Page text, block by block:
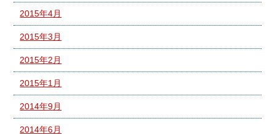
2015年4月
2015年3月
2015年2月
2015年1月
2014年9月
2014年6月